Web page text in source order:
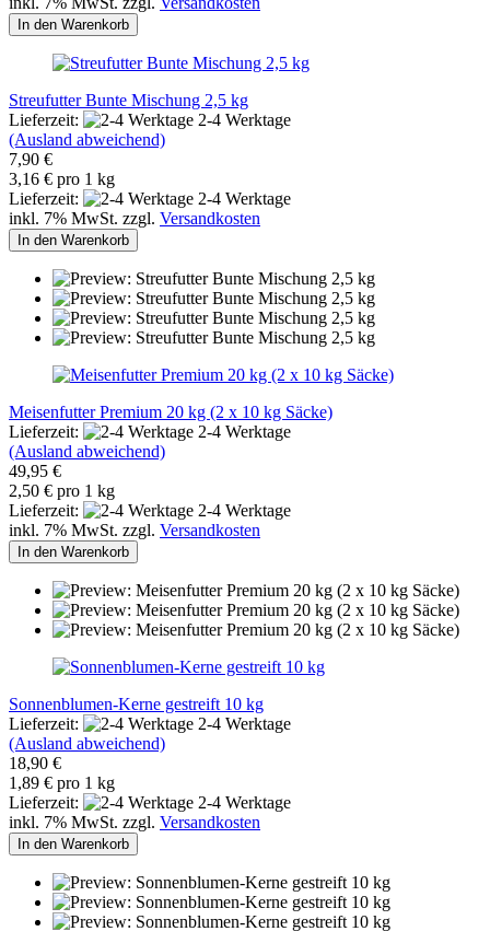
In den Warenkorb
Streufutter Bunte Mischung 2,5 kg
Lieferzeit:
2-4 Werktage
(Ausland abweichend)
7,90 €
3,16 € pro 1 kg
Lieferzeit:
2-4 Werktage
inkl. 7% MwSt. zzgl. Versandkosten
In den Warenkorb
Meisenfutter Premium 20 kg (2 x 10 kg Säcke)
Lieferzeit:
2-4 Werktage
(Ausland abweichend)
49,95 €
2,50 € pro 1 kg
Lieferzeit:
2-4 Werktage
inkl. 7% MwSt. zzgl. Versandkosten
In den Warenkorb
Sonnenblumen-Kerne gestreift 10 kg
Lieferzeit:
2-4 Werktage
(Ausland abweichend)
18,90 €
1,89 € pro 1 kg
Lieferzeit:
2-4 Werktage
inkl. 7% MwSt. zzgl. Versandkosten
In den Warenkorb